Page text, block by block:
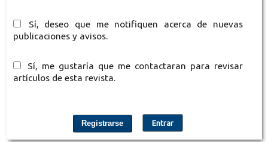
publicaciones y avisos.
artículos de esta revista.
Registrarse Entrar